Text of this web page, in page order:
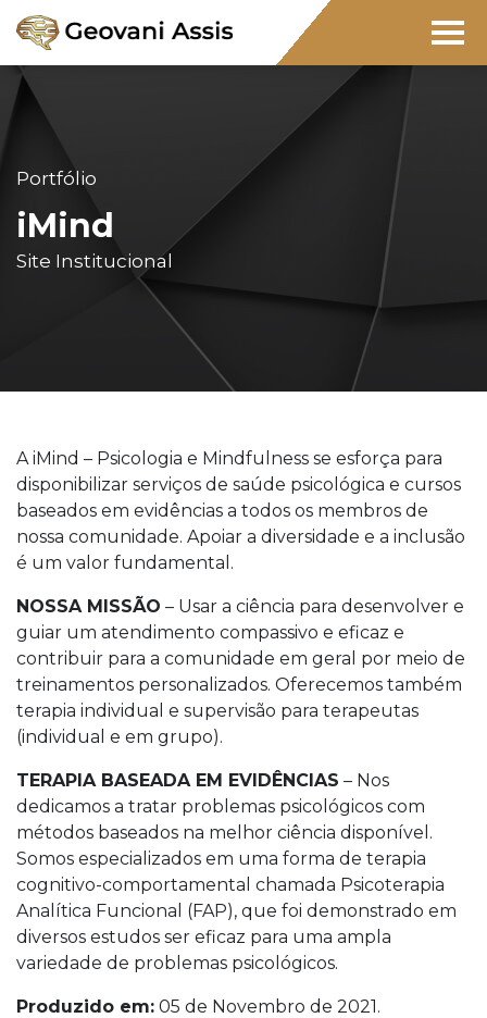
Portfólio
iMind
Site Institucional
A iMind – Psicologia e Mindfulness se esforça para
disponibilizar serviços de saúde psicológica e cursos
baseados em evidências a todos os membros de
nossa comunidade. Apoiar a diversidade e a inclusão
é um valor fundamental.
NOSSA MISSÃO – Usar a ciência para desenvolver e
guiar um atendimento compassivo e eficaz e
contribuir para a comunidade em geral por meio de
treinamentos personalizados. Oferecemos também
terapia individual e supervisão para terapeutas
(individual e em grupo).
TERAPIA BASEADA EM EVIDÊNCIAS – Nos
dedicamos a tratar problemas psicológicos com
métodos baseados na melhor ciência disponível.
Somos especializados em uma forma de terapia
cognitivo-comportamental chamada Psicoterapia
Analítica Funcional (FAP), que foi demonstrado em
diversos estudos ser eficaz para uma ampla
variedade de problemas psicológicos.
Produzido em: 05 de Novembro de 2021.